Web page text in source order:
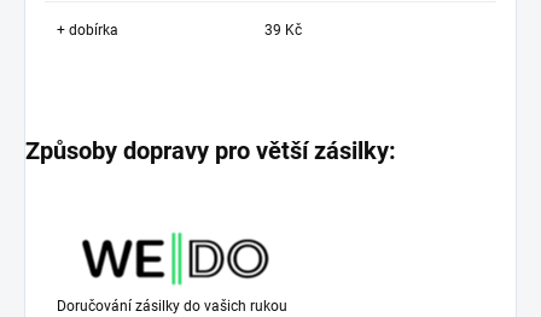
+ dobírka 39 Kč
Způsoby dopravy pro větší zásilky:
Doručování zásilky do vašich rukou